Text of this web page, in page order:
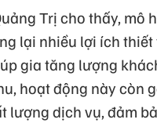
Trị cho thấy, mô
lại nhiều lợi ích thiết
gia tăng lượng
hoạt động này còn
lượng dịch vụ, đảm